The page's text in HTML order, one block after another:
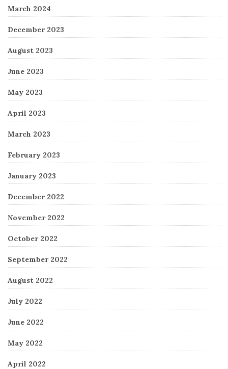
March 2024
December 2023
August 2023
June 2023
May 2023
April 2023
March 2023
February 2023
January 2023
December 2022
November 2022
October 2022
September 2022
August 2022
July 2022
June 2022
May 2022
April 2022